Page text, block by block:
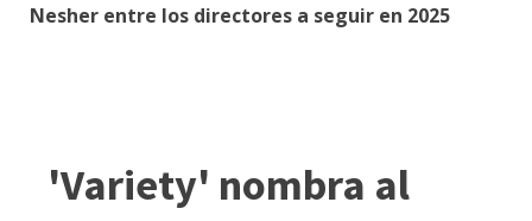
Nesher entre los directores a seguir en 2025
'Variety' nombra al